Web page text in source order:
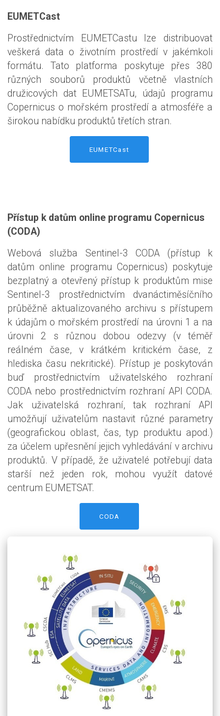
EUMETCast
Prostřednictvím EUMETCastu lze distribuovat
veškerá data o životním prostředí v jakémkoli
formátu. Tato platforma poskytuje přes 380
různých souborů produktů včetně vlastních
družicových dat EUMETSATu, údajů programu
Copernicus o mořském prostředí a atmosféře a
širokou nabídku produktů třetích stran.
EUMETCast
Přístup k datům online programu Copernicus
(CODA)
Webová služba Sentinel-3 CODA (přístup k
datům online programu Copernicus) poskytuje
bezplatný a otevřený přístup k produktům mise
Sentinel-3 prostřednictvím dvanáctiměsíčního
průběžně aktualizovaného archivu s přístupem
k údajům o mořském prostředí na úrovni 1 a na
úrovni 2 s různou dobou odezvy (v téměř
reálném čase, v krátkém kritickém čase, z
hlediska času nekritické). Přístup je poskytován
buď prostřednictvím uživatelského rozhraní
CODA nebo prostřednictvím rozhraní API CODA.
Jak uživatelská rozhraní, tak rozhraní API
umožňují uživatelům nastavit různé parametry
(geografickou oblast, čas, typ produktu apod.)
za účelem upřesnění jejich vyhledávání v archivu
produktů. V případě, že uživatelé potřebují data
starší než jeden rok, mohou využít datové
centrum EUMETSAT.
CODA